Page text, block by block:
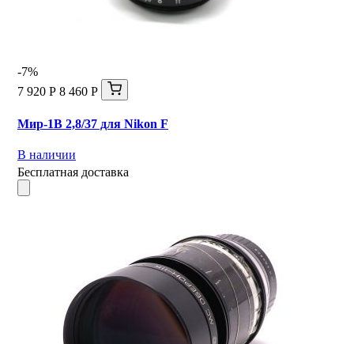
-7%
7 920 Р 8 460 Р
Мир-1В 2,8/37 для Nikon F
В наличии
Бесплатная доставка